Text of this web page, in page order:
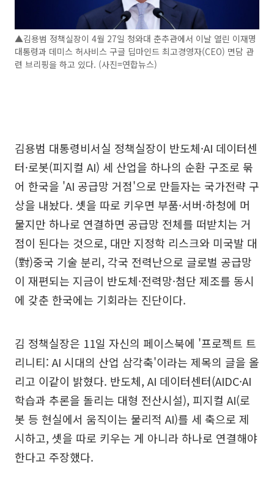
▲김용범 정책실장이 4월 27일 청와대 춘추관에서 이날 열린 이재명
대통령과 데미스 허사비스 구글 딥마인드 최고경영자(CEO) 면담 관
련 브리핑을 하고 있다. (사진=연합뉴스)
김용범 대통령비서실 정책실장이 반도체·AI 데이터센
터·로봇(피지컬 AI) 세 산업을 하나의 순환 구조로 묶
어 한국을 'AI 공급망 거점'으로 만들자는 국가전략 구
상을 내놨다. 셋을 따로 키우면 부품·서버·하청에 머
물지만 하나로 연결하면 공급망 전체를 떠받치는 거
점이 된다는 것으로, 대만 지정학 리스크와 미국발 대
(對)중국 기술 분리, 각국 전력난으로 글로벌 공급망
이 재편되는 지금이 반도체·전력망·첨단 제조를 동시
에 갖춘 한국에는 기회라는 진단이다.
김 정책실장은 11일 자신의 페이스북에 '프로젝트 트
리니티: AI 시대의 산업 삼각축'이라는 제목의 글을 올
리고 이같이 밝혔다. 반도체, AI 데이터센터(AIDC·AI
학습과 추론을 돌리는 대형 전산시설), 피지컬 AI(로
봇 등 현실에서 움직이는 물리적 AI)를 세 축으로 제
시하고, 셋을 따로 키우는 게 아니라 하나로 연결해야
한다고 주장했다.